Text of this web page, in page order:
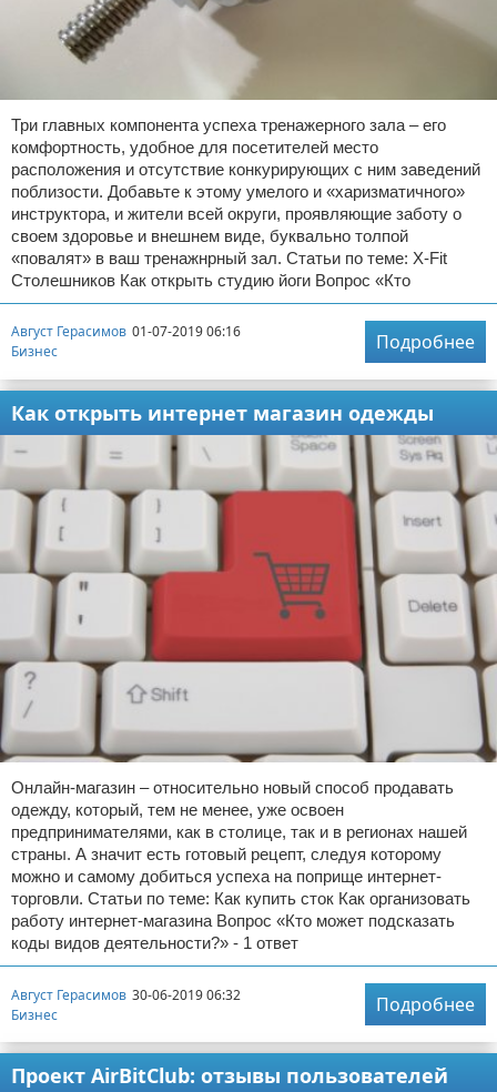
Три главных компонента успеха тренажерного зала – его
комфортность, удобное для посетителей место
расположения и отсутствие конкурирующих с ним заведений
поблизости. Добавьте к этому умелого и «харизматичного»
инструктора, и жители всей округи, проявляющие заботу о
своем здоровье и внешнем виде, буквально толпой
«повалят» в ваш тренажнрный зал. Статьи по теме: X-Fit
Столешников Как открыть студию йоги Вопрос «Кто
Август Герасимов 01-07-2019 06:16
Бизнес
Подробнее
Как открыть интернет магазин одежды
Онлайн-магазин – относительно новый способ продавать
одежду, который, тем не менее, уже освоен
предпринимателями, как в столице, так и в регионах нашей
страны. А значит есть готовый рецепт, следуя которому
можно и самому добиться успеха на поприще интернет-
торговли. Статьи по теме: Как купить сток Как организовать
работу интернет-магазина Вопрос «Кто может подсказать
коды видов деятельности?» - 1 ответ
Август Герасимов 30-06-2019 06:32
Бизнес
Подробнее
Проект AirBitClub: отзывы пользователей